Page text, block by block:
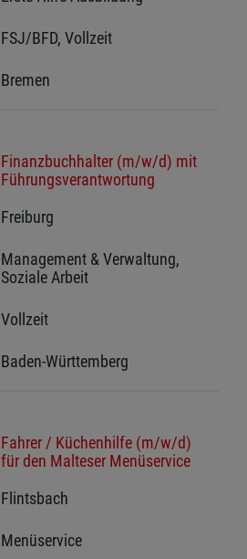
FSJ/BFD, Vollzeit
Bremen
Finanzbuchhalter (m/w/d) mit
Führungsverantwortung
Freiburg
Management & Verwaltung,
Soziale Arbeit
Vollzeit
Baden-Württemberg
Fahrer / Küchenhilfe (m/w/d)
für den Malteser Menüservice
Flintsbach
Menüservice